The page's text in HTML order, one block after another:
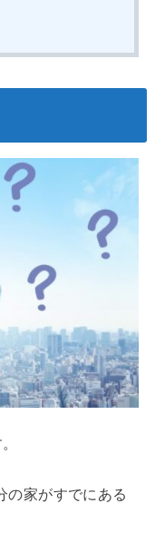
の家がすでにある